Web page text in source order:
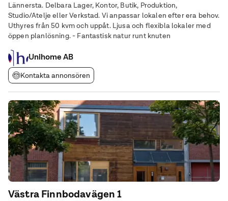
Lännersta. Delbara Lager, Kontor, Butik, Produktion,
Studio/Atelje eller Verkstad. Vi anpassar lokalen efter era behov.
Uthyres från 50 kvm och uppåt. Ljusa och flexibla lokaler med
öppen planlösning. - Fantastisk natur runt knuten
Unihome AB
Kontakta annonsören
Västra Finnbodavägen 1